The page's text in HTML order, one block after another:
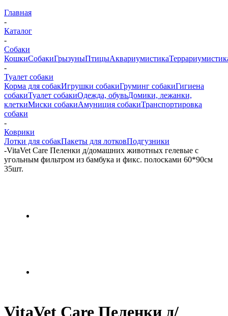
Главная
-
Каталог
-
Собаки
КошкиСобакиГрызуныПтицыАквариумистика
-
Туалет собаки
Корма для собакИгрушки собакиГруминг собакиГигиена
собакиТуалет собакиОдежда, обувьДомики, лежанки,
клеткиМиски собакиАмуниция собакиТранспортировка
собаки
-
Коврики
Лотки для собакПакеты для лотковПодгузники
-VitaVet Care Пеленки д/домашних животных гелевые с
угольным фильтром из бамбука и фикс. полосками 60*90см
35шт.
VitaVet Care Пеленки д/